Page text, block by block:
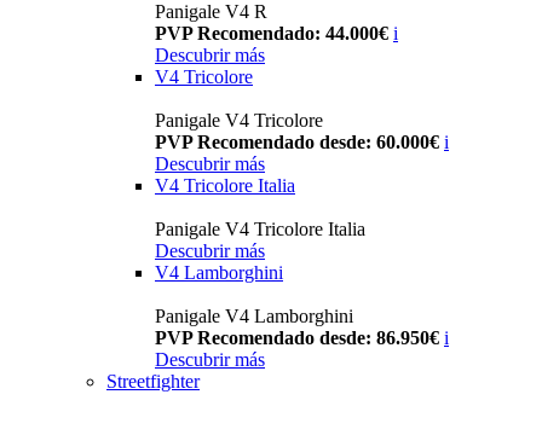
Panigale V4 R
PVP Recomendado: 44.000€ i
Descubrir más
V4 Tricolore
Panigale V4 Tricolore
PVP Recomendado desde: 60.000€ i
Descubrir más
V4 Tricolore Italia
Panigale V4 Tricolore Italia
Descubrir más
V4 Lamborghini
Panigale V4 Lamborghini
PVP Recomendado desde: 86.950€ i
Descubrir más
Streetfighter